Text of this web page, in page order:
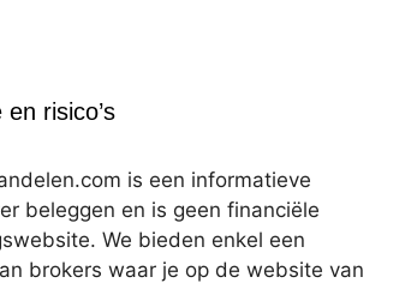
risico’s
is een informatieve
beleggen en is geen financiële
We bieden enkel een
brokers waar je op de website van